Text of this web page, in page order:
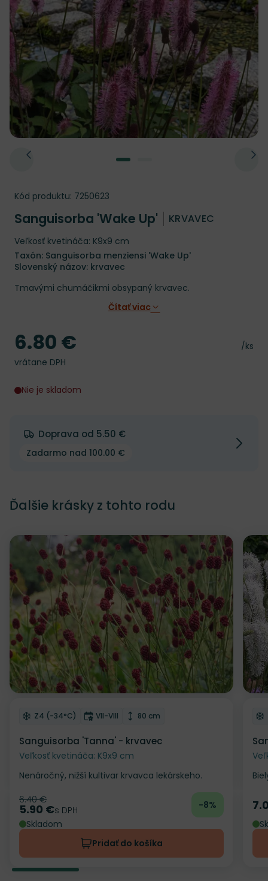
Kód produktu: 7250623
Sanguisorba 'Wake Up' KRVAVEC
Veľkosť kvetináča: K9x9 cm
Taxón: Sanguisorba menziensi 'Wake Up'
Slovenský názov: krvavec
Tmavými chumáčikmi obsypaný krvavec.
Čítať viac
Cena
/ks
Cena
6.80 €
vrátane DPH
Nie je skladom
Doprava od 5.50 €
Zadarmo nad 100.00 €
Ďalšie krásky z tohto rodu
Odober do zoznamu želaní
Mrazuvzdornosť
Z4 (-34°C) Doba kvitnutia
VII-VIII Výška rastliny
80 cm
Sanguisorba 'Tanna' - krvavec
Veľkosť kvetináča: K9x9 cm
Nenáročný, nižší kultivar krvavca lekárskeho.
Pôvodná cena
6.40 €
Cena
5.90 €s DPH
-8%
Skladom
Pridať do košíka